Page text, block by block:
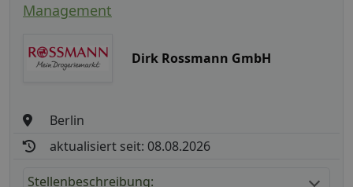
Management
Dirk Rossmann GmbH
Berlin
aktualisiert seit: 08.08.2026
Stellenbeschreibung: